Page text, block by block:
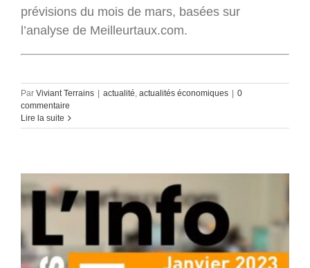
prévisions du mois de mars, basées sur
l’analyse de Meilleurtaux.com.
Par Viviant Terrains | actualité, actualités économiques | 0
commentaire
Lire la suite